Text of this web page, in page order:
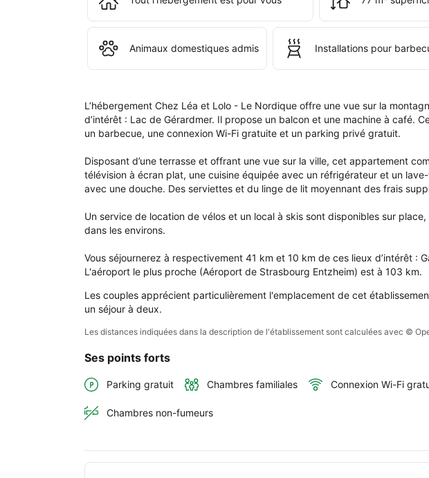
et
Lolo
-
Le
Animaux domestiques admis Installations pour
L’hébergement Chez Léa et Lolo - Le Nordique offre une vue sur la
d’intérêt : Lac de Gérardmer. Il propose un balcon et une machine à café.
un barbecue, une connexion Wi-Fi gratuite et un parking privé gratuit.
Disposant d’une terrasse et offrant une vue sur la ville, cet appartement
télévision à écran plat, une cuisine équipée avec un réfrigérateur et un
avec une douche. Des serviettes et du linge de lit moyennant des frais
Un service de location de vélos et un local à skis sont disponibles sur
dans les environs.
Vous séjournerez à respectivement 41 km et 10 km de ces lieux d’intérêt :
L'aéroport le plus proche (Aéroport de Strasbourg Entzheim) est à 103 km.
Les couples apprécient particulièrement l'emplacement de cet
un séjour à deux.
Les distances indiquées dans la description de l'établissement sont calculées avec ©
Ses points forts
Parking gratuit Chambres familiales Connexion Wi-Fi
Chambres non-fumeurs